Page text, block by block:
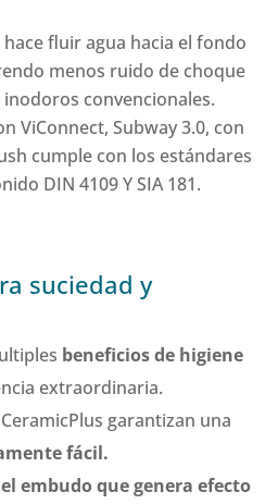
fluir agua hacia el fondo
menos ruido de choque
convencionales.
ViConnect, Subway 3.0, con
cumple con los estándares
DIN 4109 Y SIA 181.
suciedad y
beneficios de higiene
extraordinaria.
garantizan una
fácil.
embudo que genera efecto